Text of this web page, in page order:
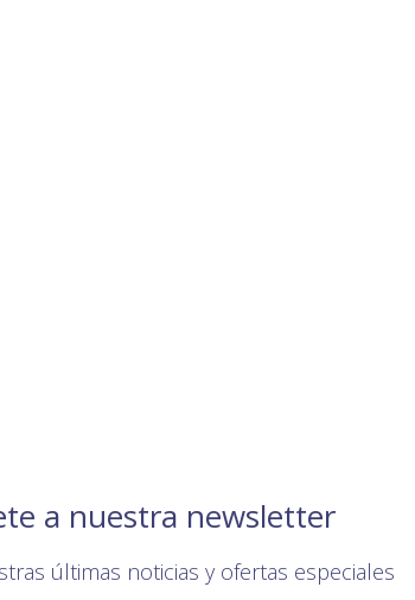
a nuestra newsletter
últimas noticias y ofertas especiales